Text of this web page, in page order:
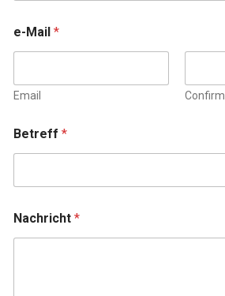
e-Mail *
Email Confirm
Betreff *
Nachricht *